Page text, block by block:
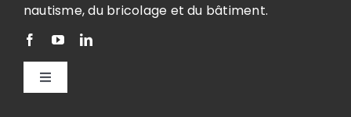
nautisme, du bricolage et du bâtiment.
Toggle